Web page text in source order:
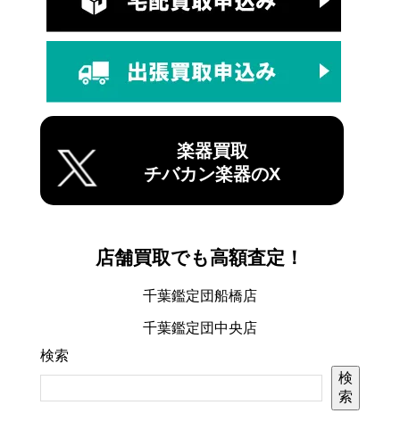
楽器買取
チバカン楽器のX
店舗買取でも高額査定！
千葉鑑定団船橋店
千葉鑑定団中央店
検索
検
索